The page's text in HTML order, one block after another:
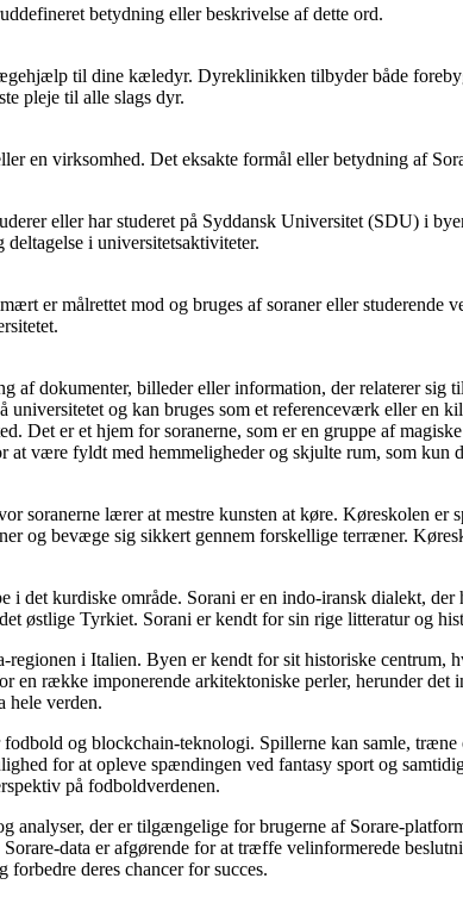
betydning eller beskrivelse af dette ord.
til dine kæledyr. Dyreklinikken tilbyder både
pleje til alle slags dyr.
en virksomhed. Det eksakte formål eller betydning af
eller har studeret på Syddansk Universitet (SDU) i
i universitetsaktiviteter.
er målrettet mod og bruges af soraner eller
af dokumenter, billeder eller information, der relaterer
universitetet og kan bruges som et referenceværk eller en
Det er et hjem for soranerne, som er en gruppe af
være fyldt med hemmeligheder og skjulte rum, som kun
soranerne lærer at mestre kunsten at køre. Køreskolen
og bevæge sig sikkert gennem forskellige terræner.
i det kurdiske område. Sorani er en indo-iransk dialekt,
østlige Tyrkiet. Sorani er kendt for sin rige litteratur og
i Italien. Byen er kendt for sit historiske centrum,
en række imponerende arkitektoniske perler, herunder
hele verden.
og blockchain-teknologi. Spillerne kan samle,
for at opleve spændingen ved fantasy sport og
på fodboldverdenen.
analyser, der er tilgængelige for brugerne af Sorare-
data er afgørende for at træffe velinformerede
forbedre deres chancer for succes.